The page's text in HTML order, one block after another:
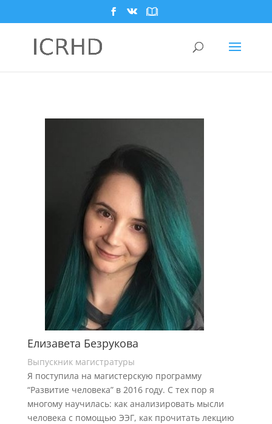
Елизавета Безрукова
Выпускник магистратуры
Я поступила на магистерскую программу
“Развитие человека” в 2016 году. С тех пор я
многому научилась: как анализировать мысли
человека с помощью ЭЭГ, как прочитать лекцию